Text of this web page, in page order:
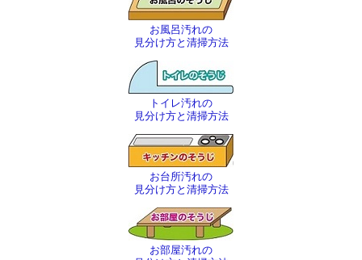
トイレ用清掃用品
ヘラ・ケレン・皮スキ
ゴミバサミ・灯油ポンプ等
お風呂汚れの
見分け方と清掃方法
トイレ汚れの
見分け方と清掃方法
お台所汚れの
見分け方と清掃方法
お部屋汚れの